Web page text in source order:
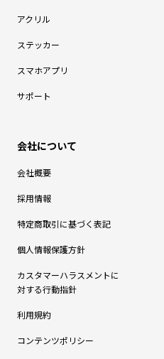
アクリル
ステッカー
スマホアプリ
サポート
会社概要
採用情報
特定商取引に基づく表記
個人情報保護方針
カスタマーハラスメントに
対する行動指針
利用規約
コンテンツポリシー